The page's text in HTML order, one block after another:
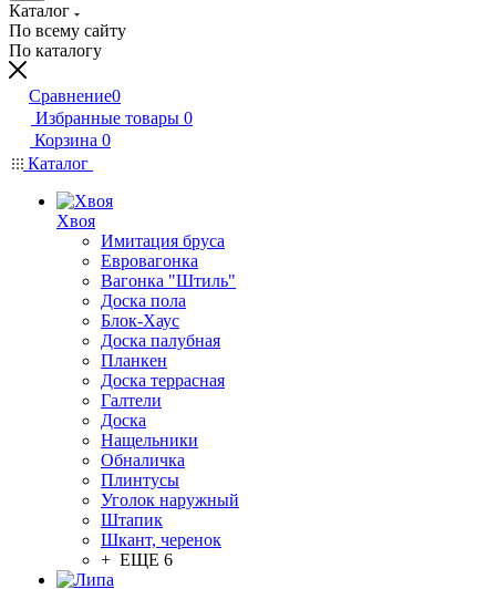
Каталог
По всему сайту
По каталогу
Сравнение0
Избранные товары 0
Корзина 0
Каталог
Хвоя
Имитация бруса
Евровагонка
Вагонка "Штиль"
Доска пола
Блок-Хаус
Доска палубная
Планкен
Доска террасная
Галтели
Доска
Нащельники
Обналичка
Плинтусы
Уголок наружный
Штапик
Шкант, черенок
+ ЕЩЕ 6